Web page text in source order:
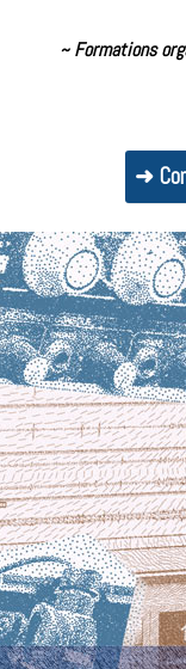
~ Formations
➜